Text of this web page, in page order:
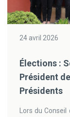
24 avril 2026
Élections :
Président
Présidents
Lors du